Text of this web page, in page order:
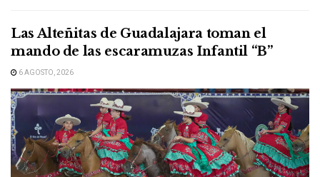
Las Alteñitas de Guadalajara toman el
mando de las escaramuzas Infantil “B”
6 AGOSTO, 2026